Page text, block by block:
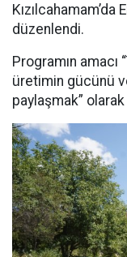
Kızılcahamam’da
düzenlendi.
Programın
üretimin gücünü
paylaşmak”